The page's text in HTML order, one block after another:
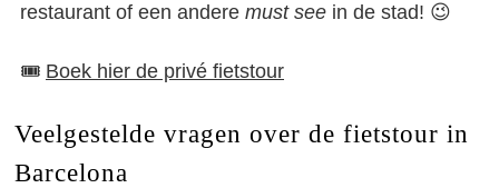
restaurant of een andere must see in de stad! 😉
🎟️ Boek hier de privé fietstour
Veelgestelde vragen over de fietstour in
Barcelona